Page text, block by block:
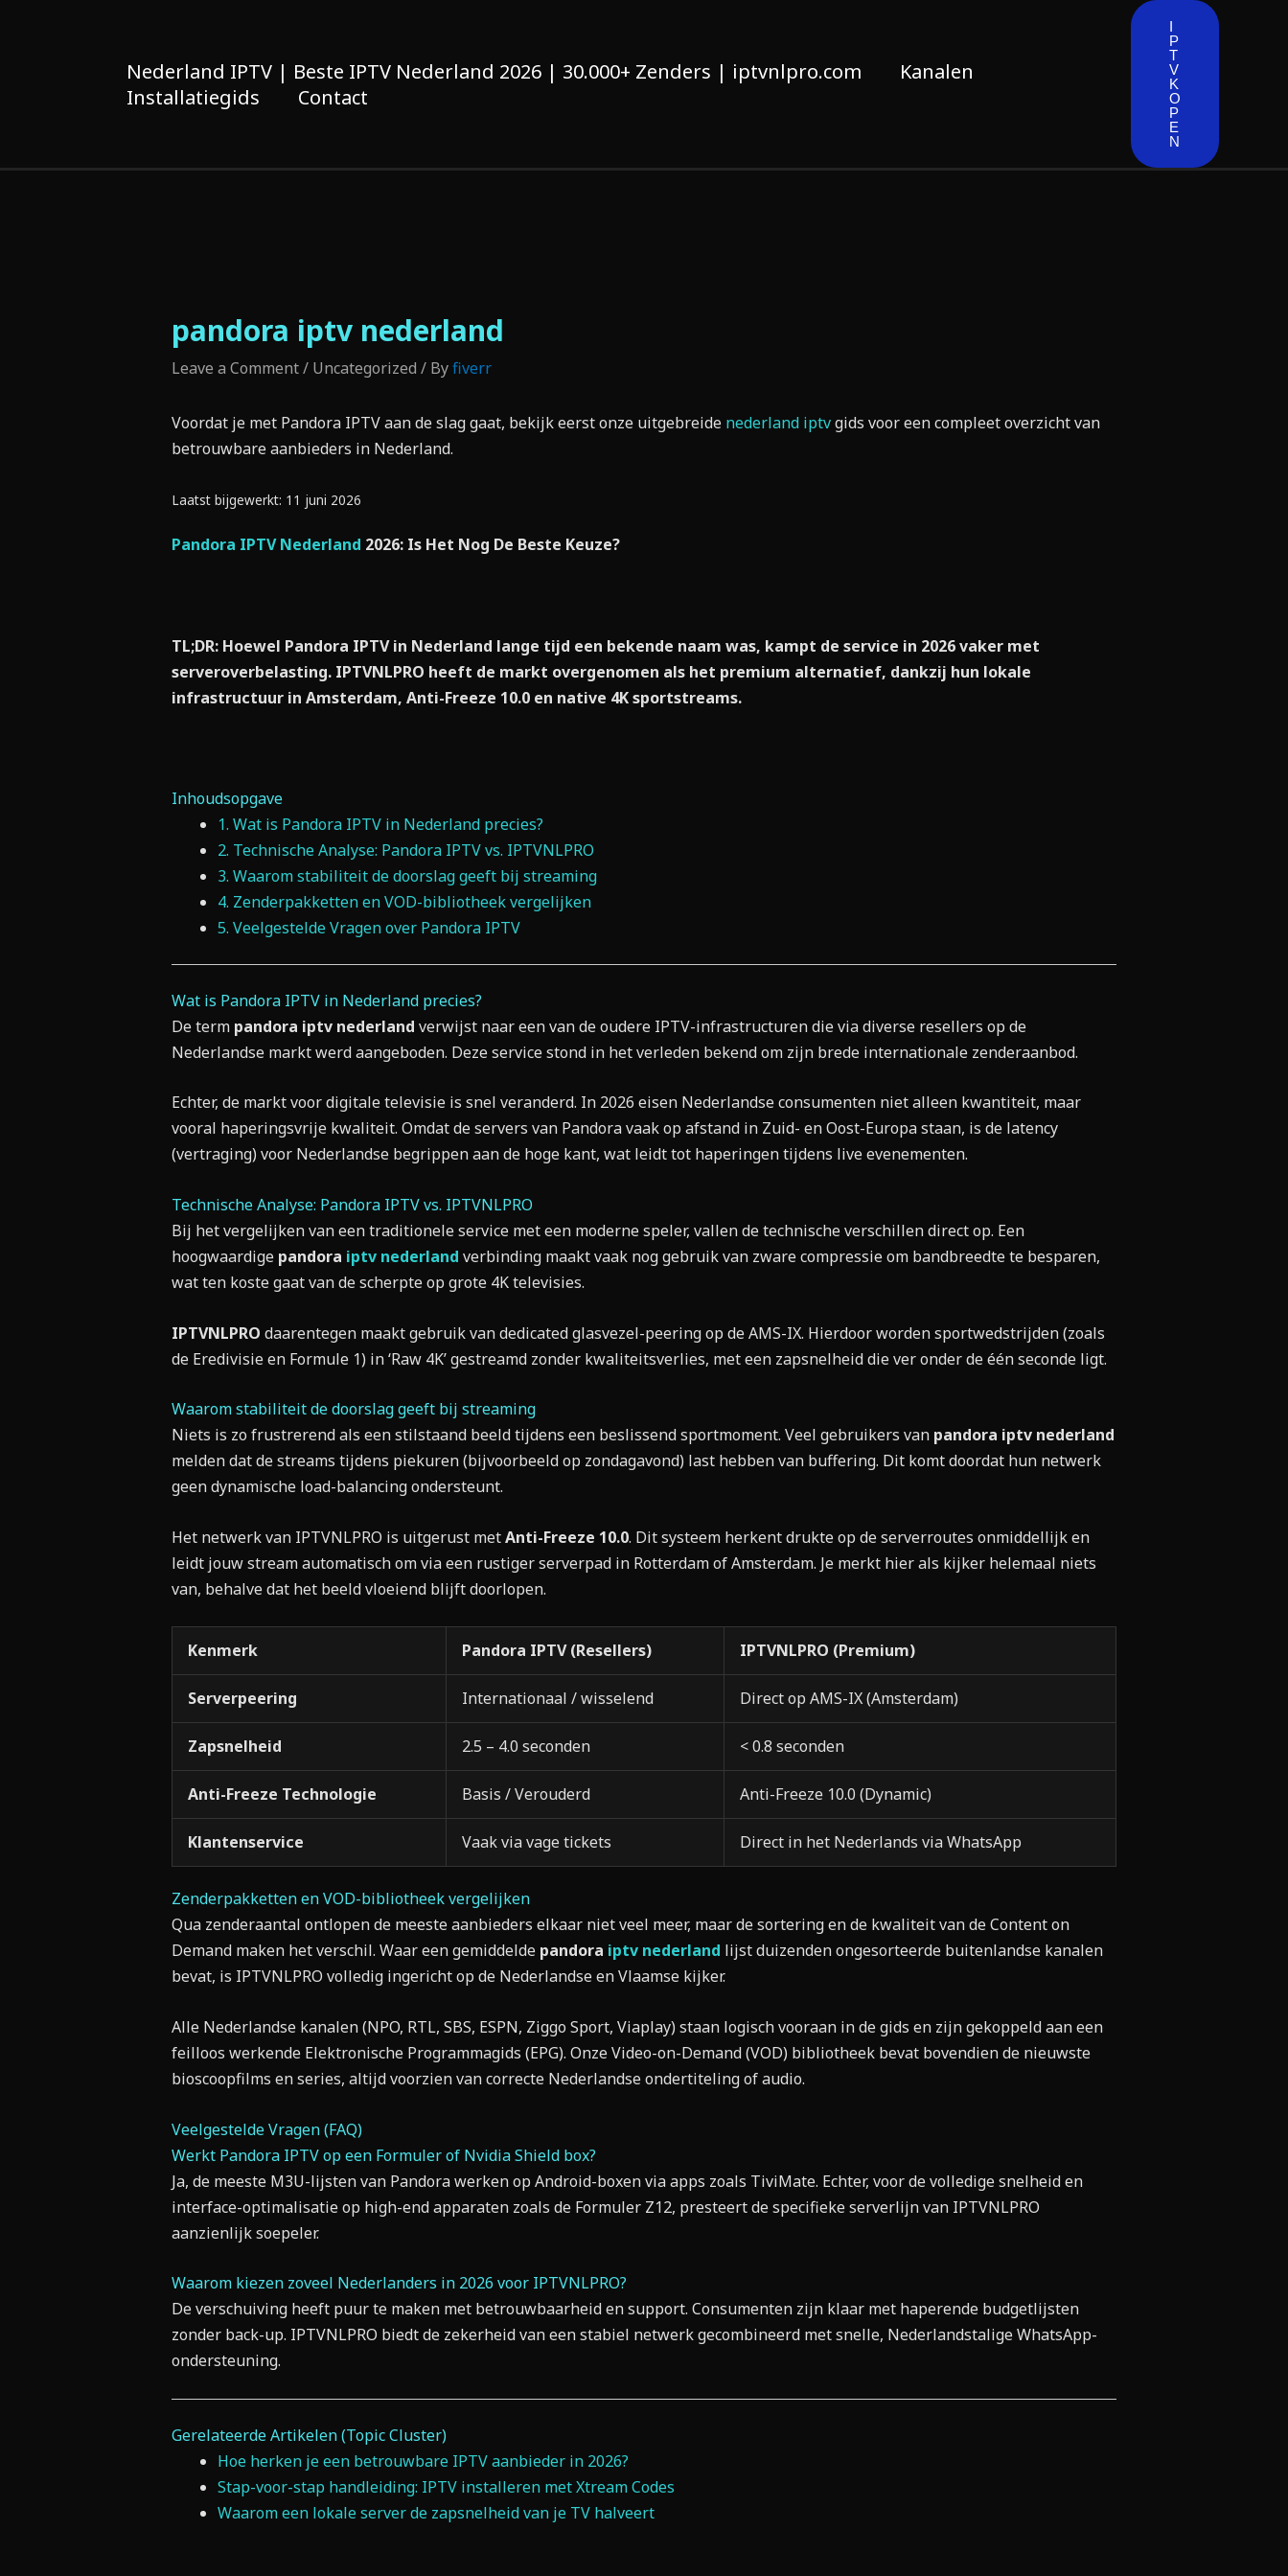
Nederland IPTV | Beste IPTV Nederland 2026 | 30.000+ Zenders | iptvnlpro.com
Kanalen
Installatiegids
Contact
I
P
T
V
K
O
P
E
N
pandora iptv nederland
Leave a Comment/ Uncategorized / Byfiverr
Voordat je met Pandora IPTV aan de slag gaat, bekijk eerst onze uitgebreide nederland iptvgids voor een compleet overzicht van
betrouwbare aanbieders in Nederland.
Laatst bijgewerkt: 11 juni 2026
Pandora IPTV Nederland 2026: Is Het Nog De Beste Keuze?
TL;DR: Hoewel Pandora IPTV in Nederland lange tijd een bekende naam was, kampt de service in 2026 vaker met
serveroverbelasting. IPTVNLPRO heeft de markt overgenomen als het premium alternatief, dankzij hun lokale
infrastructuur in Amsterdam, Anti-Freeze 10.0 en native 4K sportstreams.
Inhoudsopgave
1. Wat is Pandora IPTV in Nederland precies?
2. Technische Analyse: Pandora IPTV vs. IPTVNLPRO
3. Waarom stabiliteit de doorslag geeft bij streaming
4. Zenderpakketten en VOD-bibliotheek vergelijken
5. Veelgestelde Vragen over Pandora IPTV
Wat is Pandora IPTV in Nederland precies?
De term pandora iptv nederland verwijst naar een van de oudere IPTV-infrastructuren die via diverse resellers op de
Nederlandse markt werd aangeboden. Deze service stond in het verleden bekend om zijn brede internationale zenderaanbod.
Echter, de markt voor digitale televisie is snel veranderd. In 2026 eisen Nederlandse consumenten niet alleen kwantiteit, maar
vooral haperingsvrije kwaliteit. Omdat de servers van Pandora vaak op afstand in Zuid- en Oost-Europa staan, is de latency
(vertraging) voor Nederlandse begrippen aan de hoge kant, wat leidt tot haperingen tijdens live evenementen.
Technische Analyse: Pandora IPTV vs. IPTVNLPRO
Bij het vergelijken van een traditionele service met een moderne speler, vallen de technische verschillen direct op. Een
hoogwaardige pandora iptv nederland verbinding maakt vaak nog gebruik van zware compressie om bandbreedte te besparen,
wat ten koste gaat van de scherpte op grote 4K televisies.
IPTVNLPRO daarentegen maakt gebruik van dedicated glasvezel-peering op de AMS-IX. Hierdoor worden sportwedstrijden (zoals
de Eredivisie en Formule 1) in ‘Raw 4K’ gestreamd zonder kwaliteitsverlies, met een zapsnelheid die ver onder de één seconde ligt.
Waarom stabiliteit de doorslag geeft bij streaming
Niets is zo frustrerend als een stilstaand beeld tijdens een beslissend sportmoment. Veel gebruikers van pandora iptv nederland
melden dat de streams tijdens piekuren (bijvoorbeeld op zondagavond) last hebben van buffering. Dit komt doordat hun netwerk
geen dynamische load-balancing ondersteunt.
Het netwerk van IPTVNLPRO is uitgerust metAnti-Freeze 10.0. Dit systeem herkent drukte op de serverroutes onmiddellijk en
leidt jouw stream automatisch om via een rustiger serverpad in Rotterdam of Amsterdam. Je merkt hier als kijker helemaal niets
van, behalve dat het beeld vloeiend blijft doorlopen.
Kenmerk Pandora IPTV (Resellers) IPTVNLPRO (Premium)
Serverpeering Internationaal / wisselend Direct op AMS-IX (Amsterdam)
Zapsnelheid 2.5 – 4.0 seconden < 0.8 seconden
Anti-Freeze Technologie Basis / Verouderd Anti-Freeze 10.0 (Dynamic)
Klantenservice Vaak via vage tickets Direct in het Nederlands via WhatsApp
Zenderpakketten en VOD-bibliotheek vergelijken
Qua zenderaantal ontlopen de meeste aanbieders elkaar niet veel meer, maar de sortering en de kwaliteit van de Content on
Demand maken het verschil. Waar een gemiddelde pandora iptv nederland lijst duizenden ongesorteerde buitenlandse kanalen
bevat, is IPTVNLPRO volledig ingericht op de Nederlandse en Vlaamse kijker.
Alle Nederlandse kanalen (NPO, RTL, SBS, ESPN, Ziggo Sport, Viaplay) staan logisch vooraan in de gids en zijn gekoppeld aan een
feilloos werkende Elektronische Programmagids (EPG). Onze Video-on-Demand (VOD) bibliotheek bevat bovendien de nieuwste
bioscoopfilms en series, altijd voorzien van correcte Nederlandse ondertiteling of audio.
Veelgestelde Vragen (FAQ)
Werkt Pandora IPTV op een Formuler of Nvidia Shield box?
Ja, de meeste M3U-lijsten van Pandora werken op Android-boxen via apps zoals TiviMate. Echter, voor de volledige snelheid en
interface-optimalisatie op high-end apparaten zoals de Formuler Z12, presteert de specifieke serverlijn van IPTVNLPRO
aanzienlijk soepeler.
Waarom kiezen zoveel Nederlanders in 2026 voor IPTVNLPRO?
De verschuiving heeft puur te maken met betrouwbaarheid en support. Consumenten zijn klaar met haperende budgetlijsten
zonder back-up. IPTVNLPRO biedt de zekerheid van een stabiel netwerk gecombineerd met snelle, Nederlandstalige WhatsApp-
ondersteuning.
Gerelateerde Artikelen (Topic Cluster)
Hoe herken je een betrouwbare IPTV aanbieder in 2026?
Stap-voor-stap handleiding: IPTV installeren met Xtream Codes
Waarom een lokale server de zapsnelheid van je TV halveert